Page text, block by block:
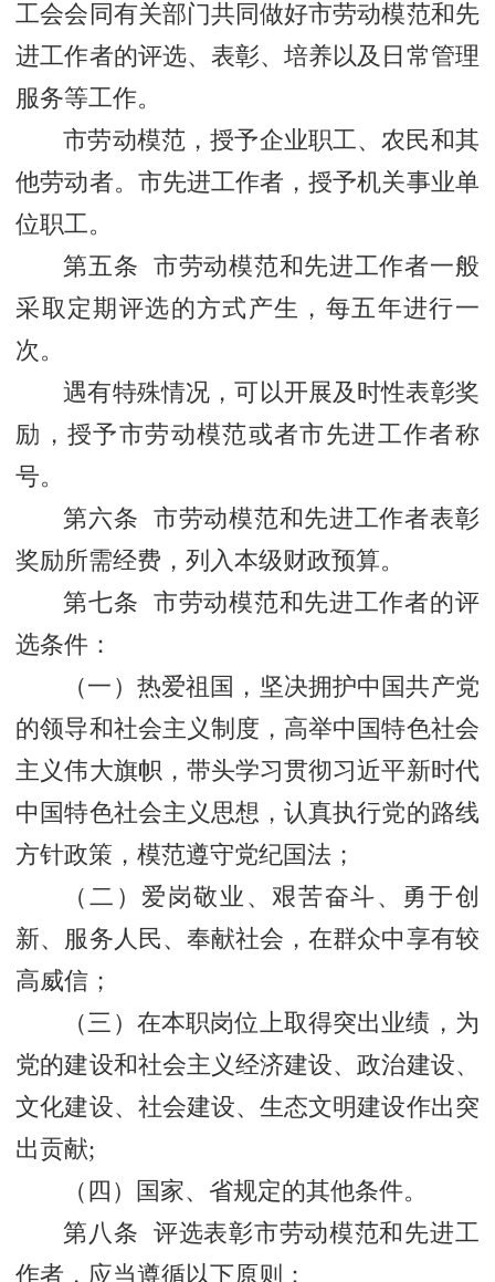
工会会同有关部门共同做好市劳动模范和先
进工作者的评选、表彰、培养以及日常管理
服务等工作。
市劳动模范，授予企业职工、农民和其
他劳动者。市先进工作者，授予机关事业单
位职工。
第五条 市劳动模范和先进工作者一般
采取定期评选的方式产生，每五年进行一
次。
遇有特殊情况，可以开展及时性表彰奖
励，授予市劳动模范或者市先进工作者称
号。
第六条 市劳动模范和先进工作者表彰
奖励所需经费，列入本级财政预算。
第七条 市劳动模范和先进工作者的评
选条件：
（一）热爱祖国，坚决拥护中国共产党
的领导和社会主义制度，高举中国特色社会
主义伟大旗帜，带头学习贯彻习近平新时代
中国特色社会主义思想，认真执行党的路线
方针政策，模范遵守党纪国法；
（二）爱岗敬业、艰苦奋斗、勇于创
新、服务人民、奉献社会，在群众中享有较
高威信；
（三）在本职岗位上取得突出业绩，为
党的建设和社会主义经济建设、政治建设、
文化建设、社会建设、生态文明建设作出突
出贡献;
（四）国家、省规定的其他条件。
第八条 评选表彰市劳动模范和先进工
作者，应当遵循以下原则：